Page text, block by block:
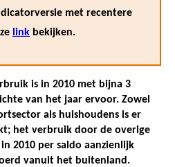
met recentere
link bekijken.
is in 2010 met bijna 3
van het jaar ervoor. Zowel
als huishoudens is er
het verbruik door de overige
2010 per saldo aanzienlijk
vanuit het buitenland.